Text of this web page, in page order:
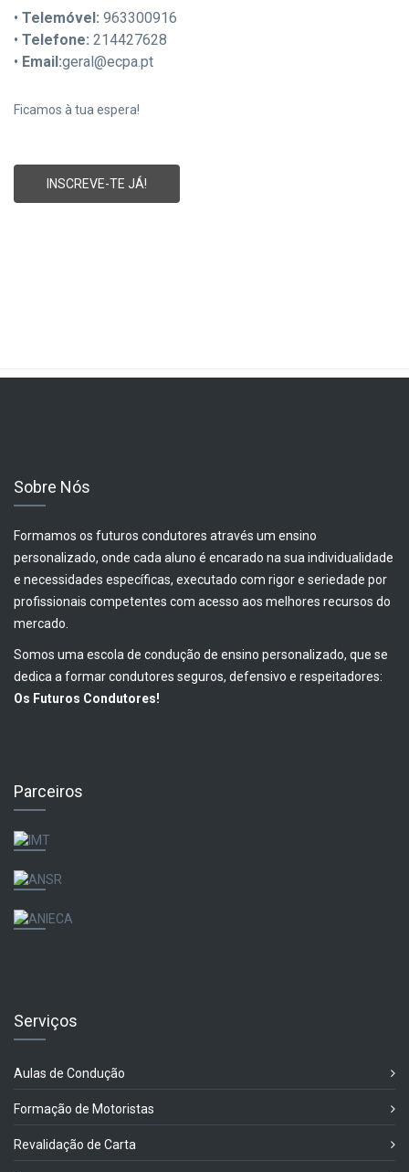
• Telemóvel: 963300916
• Telefone: 214427628
• Email:geral@ecpa.pt
Ficamos à tua espera!
INSCREVE-TE JÁ!
Sobre Nós
Formamos os futuros condutores através um ensino
personalizado, onde cada aluno é encarado na sua individualidade
e necessidades específicas, executado com rigor e seriedade por
profissionais competentes com acesso aos melhores recursos do
mercado.
Somos uma escola de condução de ensino personalizado, que se
dedica a formar condutores seguros, defensivo e respeitadores:
Os Futuros Condutores!
Parceiros
Serviços
Aulas de Condução
Formação de Motoristas
Revalidação de Carta